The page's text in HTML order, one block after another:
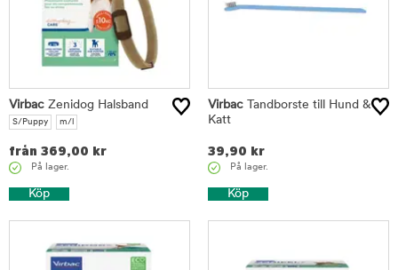
Virbac Zenidog Halsband
S/Puppy m/l
från 369,00 kr
På lager.
Köp
Virbac Tandborste till Hund &
Katt
39,90 kr
På lager.
Köp